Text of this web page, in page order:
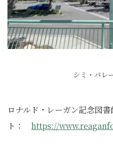
シミ・バレ
ロナルド・レーガン記念図
ト： https://